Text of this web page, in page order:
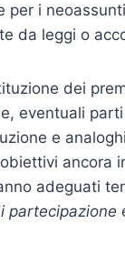
per i
da leggi o
dei
eventuali
e
ancora
adeguati
partecipazione